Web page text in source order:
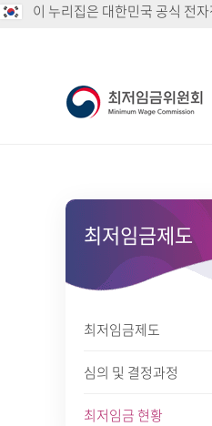
이 누리집은 대한민국 공식 전
최저임금제도
최저임금제도
심의 및 결정과정
최저임금 현황